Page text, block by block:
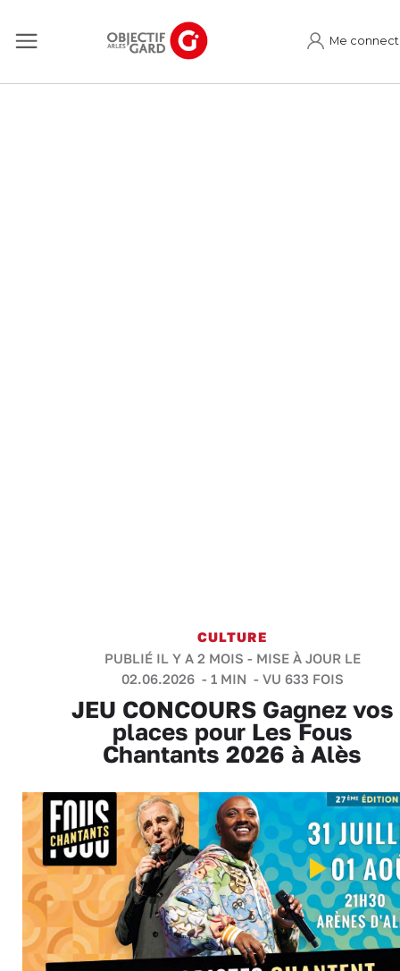
Me
CULTURE
PUBLIÉ IL Y A 2 MOIS - MISE À JOUR LE
02.06.2026 - 1 MIN - VU 633 FOIS
JEU CONCOURS Gagnez vos
places pour Les Fous
Chantants 2026 à Alès